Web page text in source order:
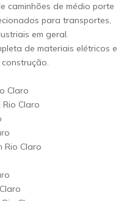
caminhões de médio porte
para transportes,
em geral.
de materiais elétricos e
Claro
Claro
Rio Claro